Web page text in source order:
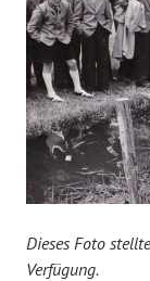
Dieses Foto
Verfügung.